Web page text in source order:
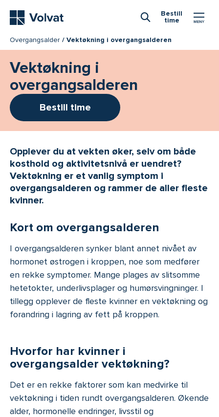
Bestill
time
Overgangsalder Vektøkning i overgangsalderen
Vektøkning i
overgangsalderen
Bestill time
Opplever du at vekten øker, selv om både
kosthold og aktivitetsnivå er uendret?
Vektøkning er et vanlig symptom i
overgangsalderen og rammer de aller fleste
kvinner.
Kort om overgangsalderen
I overgangsalderen synker blant annet nivået av
hormonet østrogen i kroppen, noe som medfører
en rekke symptomer. Mange plages av slitsomme
hetetokter, underlivsplager og humørsvingninger. I
tillegg opplever de fleste kvinner en vektøkning og
forandring i lagring av fett på kroppen.
Hvorfor har kvinner i
overgangsalder vektøkning?
Det er en rekke faktorer som kan medvirke til
vektøkning i tiden rundt overgangsalderen. Økende
alder, hormonelle endringer, livsstil og